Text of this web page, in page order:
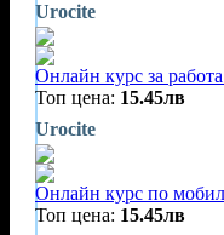
Urocite
Онлайн курс за
Топ цена: 15.45лв
Urocite
Онлайн курс по
Топ цена: 15.45лв